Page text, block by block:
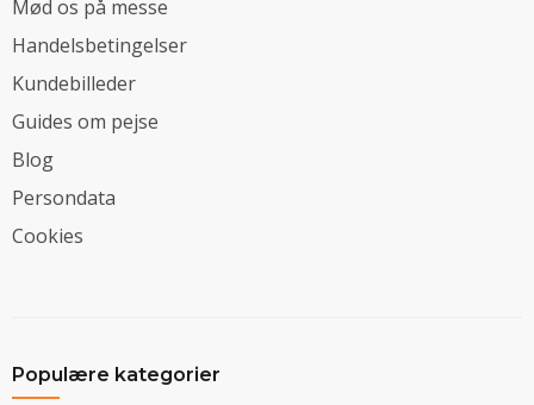
Mød os på messe
Handelsbetingelser
Kundebilleder
Guides om pejse
Blog
Persondata
Cookies
Populære kategorier